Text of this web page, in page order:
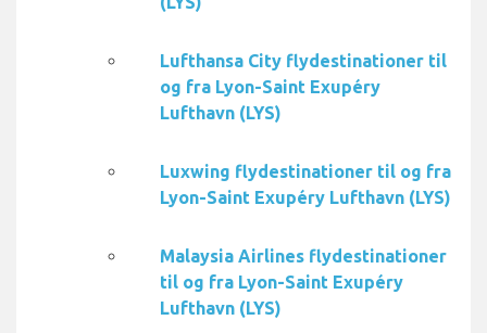
Lufthansa City flydestinationer til
og fra Lyon-Saint Exupéry
Lufthavn (LYS)
Luxwing flydestinationer til og fra
Lyon-Saint Exupéry Lufthavn (LYS)
Malaysia Airlines flydestinationer
til og fra Lyon-Saint Exupéry
Lufthavn (LYS)